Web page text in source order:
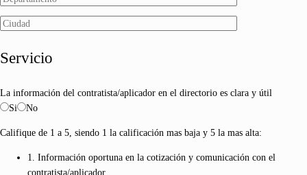
Servicio
La información del contratista/aplicador en el directorio es clara y útil
Si
No
Califique de 1 a 5, siendo 1 la calificación mas baja y 5 la mas alta:
1. Información oportuna en la cotización y comunicación con el
contratista/aplicador